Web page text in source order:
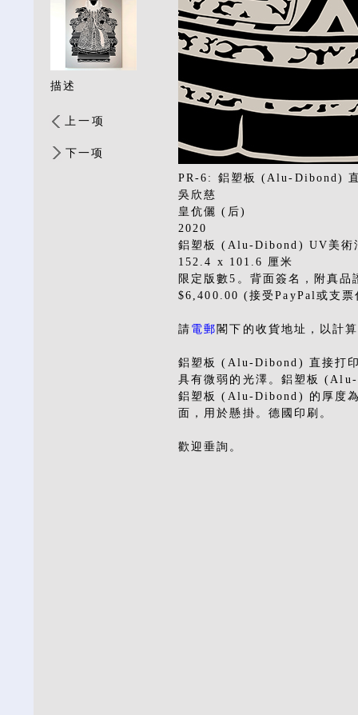
描述
上一项
下一项
PR-6: 鋁塑板 (Alu-Dibond)
吳欣慈
皇伉儷 (后)
2020
鋁塑板 (Alu-Dibond) UV美術
152.4 x 101.6 厘米
限定版數5。背面簽名，附真品
$6,400.00 (接受PayPal或支票
請 電郵 閣下的收貨地址，以計
鋁塑板 (Alu-Dibond) 直接打
具有微弱的光澤。鋁塑板
鋁塑板 (Alu-Dibond) 的厚度
面，用於懸掛。德國印刷。
歡迎垂詢。